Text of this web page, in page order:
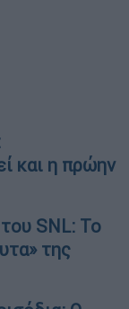
και η πρώην
SNL: Το
της